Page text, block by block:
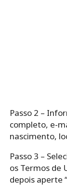
Passo 2 –
completo, e-
nascimento,
Passo 3 –
os Termos de
depois aperte